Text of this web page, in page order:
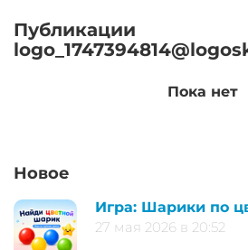
Публикации
Пока нет
Новое
Игра: Шарики по
27 мая 2026 в 20:52